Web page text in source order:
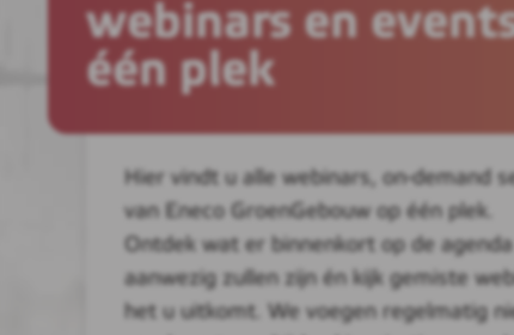
webinars en
één plek
Hier vindt u alle webinars, on-demand
van Eneco GroenGebouw op één plek.
Ontdek wat er binnenkort op de
aanwezig zullen zijn én kijk gemiste
het u uitkomt. We voegen regelmatig